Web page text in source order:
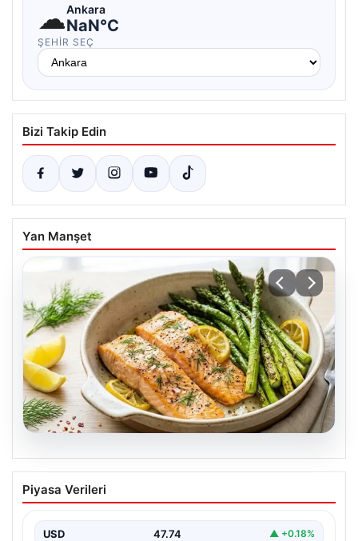
☁Ankara
NaN°C
ŞEHIR SEÇ
Bizi Takip Edin
Yan Manşet
Hafif, doyurucu ve omega-3 deposu:
Fırında limonlu kuşkonmazlı somon
Piyasa Verileri
USD 47.74 ▲ +0.18%